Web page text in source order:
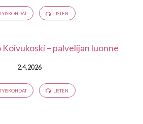
LISTEN
– palvelijan luonne
2.4.2026
LISTEN